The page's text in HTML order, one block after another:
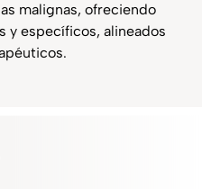
malignas, ofreciendo
y específicos, alineados